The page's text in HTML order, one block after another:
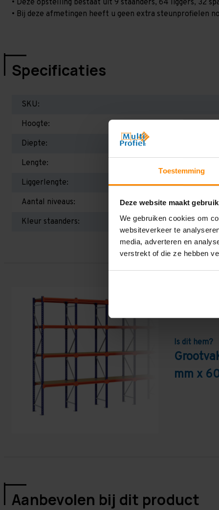
Toestemming
Deze website maakt
We gebruiken cookies om
websiteverkeer te
media, adverteren en
verstrekt of die ze hebben
• Deze opstelling bestaat uit 9 staanders, 64 liggers, 32
• Bij deze afmetingen heeft u geen extra steunprofielen
Specificaties
SKU:
Hoogte:
Diepte:
Lengte:
Liggerlengte:
Aantal niveaus:
Kleur staanders:
Is dit hem?
mm x
Aanbevolen bij dit product